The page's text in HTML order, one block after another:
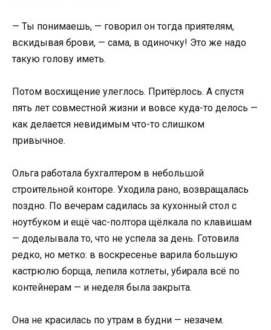
— Ты понимаешь, — говорил он тогда приятелям,
вскидывая брови, — сама, в одиночку! Это же надо
такую голову иметь.
Потом восхищение улеглось. Притёрлось. А спустя
пять лет совместной жизни и вовсе куда-то делось —
как делается невидимым что-то слишком
привычное.
Ольга работала бухгалтером в небольшой
строительной конторе. Уходила рано, возвращалась
поздно. По вечерам садилась за кухонный стол с
ноутбуком и ещё час-полтора щёлкала по клавишам
— доделывала то, что не успела за день. Готовила
редко, но метко: в воскресенье варила большую
кастрюлю борща, лепила котлеты, убирала всё по
контейнерам — и неделя была закрыта.
Она не красилась по утрам в будни — незачем.